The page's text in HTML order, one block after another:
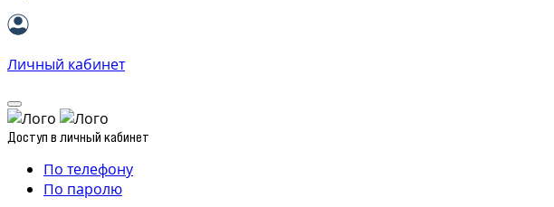
Личный кабинет
Доступ в личный кабинет
По телефону
По паролю